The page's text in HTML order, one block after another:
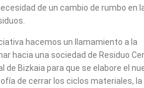
de un cambio de rumbo en
hacemos un llamamiento a la
hacia una sociedad de Residuo
de Bizkaia para que se elabore el
de cerrar los ciclos materiales, la